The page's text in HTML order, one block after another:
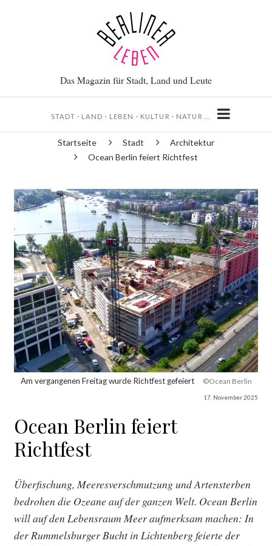
Das Magazin für Stadt, Land und Leute
STADT · LAND · LEBEN · KULTUR · NATUR …
Pfadnavigation
Startseite Stadt
Architektur
Ocean Berlin feiert Richtfest
Am vergangenen Freitag wurde Richtfest gefeiert ©Ocean Berlin
17. November 2025
Ocean Berlin feiert
Richtfest
Überfischung, Meeresverschmutzung und Artensterben
bedrohen die Ozeane auf der ganzen Welt. Ocean Berlin
will auf den Lebensraum Meer aufmerksam machen: In
der Rummelsburger Bucht in Lichtenberg feierte der